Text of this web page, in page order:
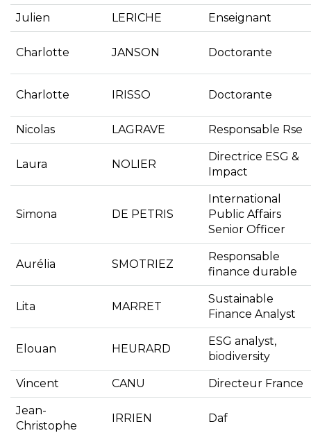
Julien LERICHE Enseignant
Charlotte JANSON Doctorante
Charlotte IRISSO Doctorante
Nicolas LAGRAVE Responsable Rse
Laura NOLIER
Directrice ESG &
Impact
Simona DE PETRIS
International
Public Affairs
Senior Officer
Aurélia SMOTRIEZ
Responsable
finance durable
Lita MARRET
Sustainable
Finance Analyst
Elouan HEURARD
ESG analyst,
biodiversity
Vincent CANU Directeur France
Jean-
Christophe
IRRIEN Daf